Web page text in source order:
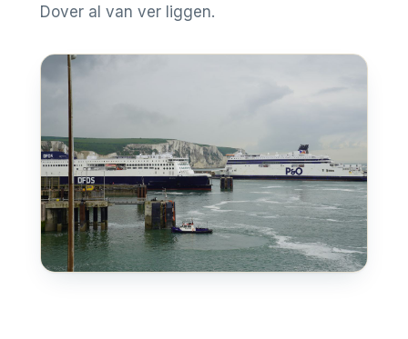
Dover al van ver liggen.